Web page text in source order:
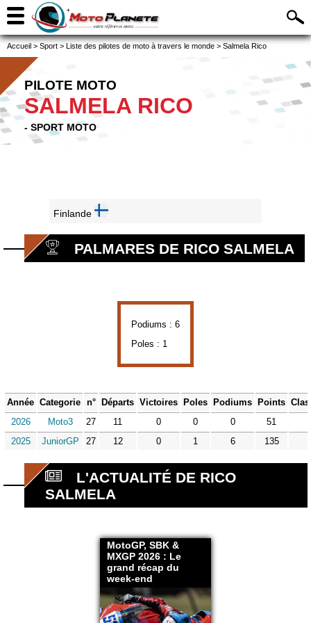
Accueil > Sport > Liste des pilotes de moto à travers le monde > Salmela Rico
PILOTE MOTO
SALMELA RICO
- SPORT MOTO
Finlande
PALMARES DE RICO SALMELA
Podiums : 6
Poles : 1
Année Categorie n° Départs Victoires Poles Podiums Points
2026
Moto3 27 11 0 0 0
51
2025
JuniorGP 27 12 0 1 6 135
L'ACTUALITÉ DE RICO
SALMELA
MotoGP, SBK &
MXGP 2026 : Le
grand récap du
week-end